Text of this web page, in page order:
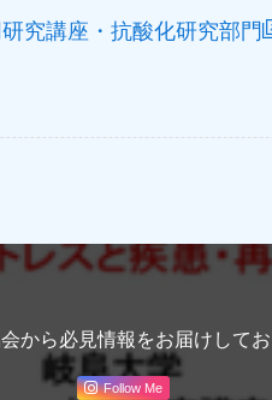
究講座・抗酸化研究部門
から必見情報をお届けして
Follow Me